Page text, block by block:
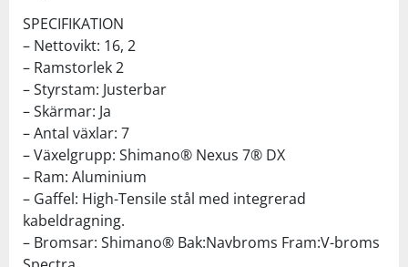
SPECIFIKATION
– Nettovikt: 16, 2
– Ramstorlek 2
– Styrstam: Justerbar
– Skärmar: Ja
– Antal växlar: 7
– Växelgrupp: Shimano® Nexus 7® DX
– Ram: Aluminium
– Gaffel: High-Tensile stål med integrerad
kabeldragning.
– Bromsar: Shimano® Bak:Navbroms Fram:V-broms